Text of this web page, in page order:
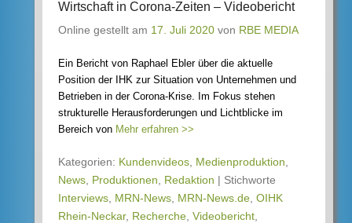
Wirtschaft in Corona-Zeiten – Videobericht
Online gestellt am 17. Juli 2020 von RBE MEDIA
Ein Bericht von Raphael Ebler über die aktuelle
Position der IHK zur Situation von Unternehmen und
Betrieben in der Corona-Krise. Im Fokus stehen
strukturelle Herausforderungen und Lichtblicke im
Bereich von Mehr erfahren >>
Kategorien: Kundenvideos Medienproduktion
News Produktionen Redaktion | Stichworte
Interviews MRN-News MRN-News.de OIHK
Rhein-Neckar, Recherche Videobericht